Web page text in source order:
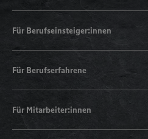
Für Berufseinsteiger:innen
Für Berufserfahrene
Für Mitarbeiter:innen